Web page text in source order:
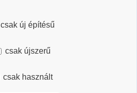
csak új építésű
csak újszerű
csak használt